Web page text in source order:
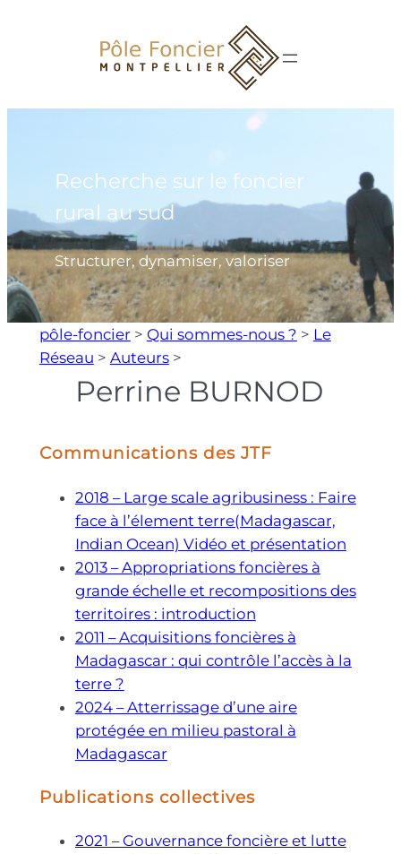
Recherche sur le foncier
rural au sud
Structurer, dynamiser, valoriser
pôle-foncier > Qui sommes-nous ? > Le
Réseau > Auteurs>
Perrine BURNOD
Communications des JTF
2018 – Large scale agribusiness : Faire
face à l’élement terre(Madagascar,
Indian Ocean) Vidéo et présentation
2013 – Appropriations foncières à
grande échelle et recompositions des
territoires : introduction
2011 – Acquisitions foncières à
Madagascar : qui contrôle l’accès à la
terre ?
2024 – Atterrissage d’une aire
protégée en milieu pastoral à
Madagascar
Publications collectives
2021 – Gouvernance foncière et lutte